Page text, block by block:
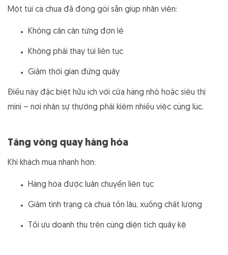
Một túi cà chua đã đóng gói sẵn giúp nhân viên:
Không cần cân từng đơn lẻ
Không phải thay túi liên tục
Giảm thời gian đứng quầy
Điều này đặc biệt hữu ích với cửa hàng nhỏ hoặc siêu thị
mini – nơi nhân sự thường phải kiêm nhiều việc cùng lúc.
Tăng vòng quay hàng hóa
Khi khách mua nhanh hơn:
Hàng hóa được luân chuyển liên tục
Giảm tình trạng cà chua tồn lâu, xuống chất lượng
Tối ưu doanh thu trên cùng diện tích quầy kệ